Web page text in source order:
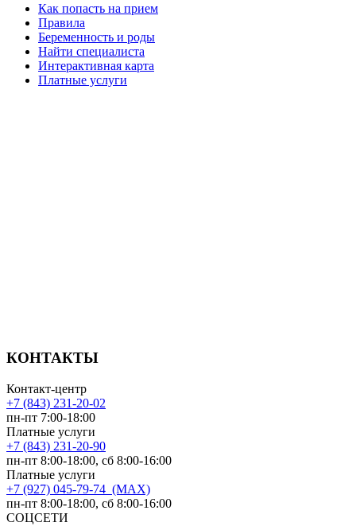
Как попасть на прием
Правила
Беременность и роды
Найти специалиста
Интерактивная карта
Платные услуги
КОНТАКТЫ
Контакт-центр
+7 (843) 231-20-02
пн-пт 7:00-18:00
Платные услуги
+7 (843) 231-20-90
пн-пт 8:00-18:00, сб 8:00-16:00
Платные услуги
+7 (927) 045-79-74 (MAX)
пн-пт 8:00-18:00, сб 8:00-16:00
СОЦСЕТИ